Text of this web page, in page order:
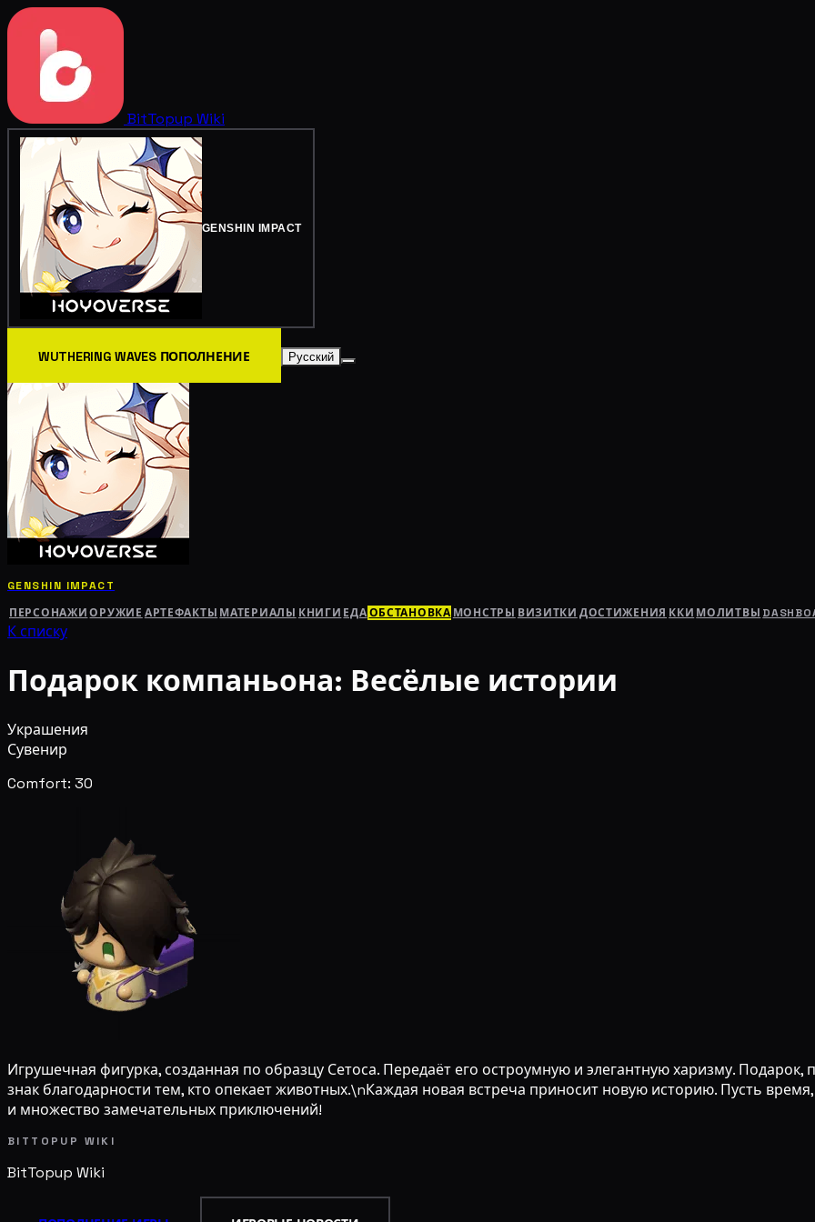
BitTopup Wiki
GENSHIN IMPACT
WUTHERING WAVES ПОПОЛНЕНИЕ Русский
GENSHIN IMPACT
ПЕРСОНАЖИ ОРУЖИЕ АРТЕФАКТЫ МАТЕРИАЛЫ КНИГИ ЕДАОБСТАНОВКА МОНСТРЫ ВИЗИТКИ ДОСТИЖЕНИЯ ККИ МОЛИТВЫ
К списку
Подарок компаньона: Весёлые истории
Украшения
Сувенир
Comfort: 30
Игрушечная фигурка, созданная по образцу Сетоса. Передаёт его остроумную и элегантную харизму.
знак благодарности тем, кто опекает животных.\nКаждая новая встреча приносит новую историю. Пусть
и множество замечательных приключений!
BITTOPUP WIKI
BitTopup Wiki